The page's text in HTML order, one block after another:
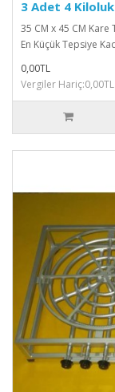
3 Adet 4
35 CM x 45 CM Kare
En Küçük Tepsiye
0,00TL
Vergiler Hariç:0,00TL